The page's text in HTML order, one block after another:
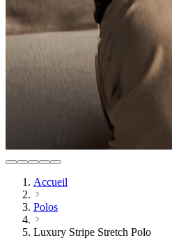
Accueil
Polos
Luxury Stripe Stretch Polo